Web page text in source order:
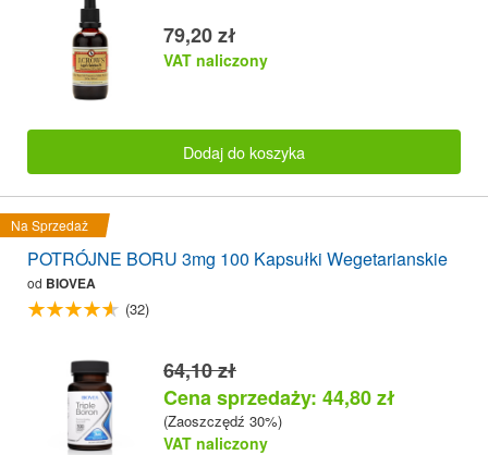
79,20 zł
VAT naliczony
Dodaj do koszyka
Na Sprzedaż
POTRÓJNE BORU 3mg 100 Kapsułki Wegetarianskie
od BIOVEA
(32)
64,10 zł
Cena sprzedaży: 44,80 zł
(Zaoszczędź 30%)
VAT naliczony